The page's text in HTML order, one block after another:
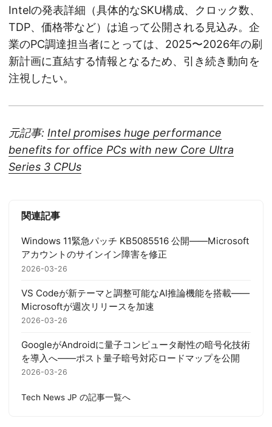
Intelの発表詳細（具体的なSKU構成、クロック数、
TDP、価格帯など）は追って公開される見込み。企
業のPC調達担当者にとっては、2025〜2026年の刷
新計画に直結する情報となるため、引き続き動向を
注視したい。
元記事: Intel promises huge performance
benefits for office PCs with new Core Ultra
Series 3 CPUs
関連記事
Windows 11緊急パッチ KB5085516 公開——Microsoft
アカウントのサインイン障害を修正
2026-03-26
VS Codeが新テーマと調整可能なAI推論機能を搭載——
Microsoftが週次リリースを加速
2026-03-26
GoogleがAndroidに量子コンピュータ耐性の暗号化技術
を導入へ——ポスト量子暗号対応ロードマップを公開
2026-03-26
Tech News JP の記事一覧へ